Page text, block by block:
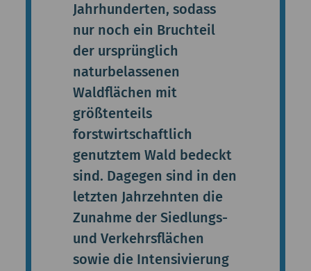
Jahrhunderten, sodass
nur noch ein Bruchteil
der ursprünglich
naturbelassenen
Waldflächen mit
größtenteils
forstwirtschaftlich
genutztem Wald bedeckt
sind. Dagegen sind in den
letzten Jahrzehnten die
Zunahme der Siedlungs-
und Verkehrsflächen
sowie die Intensivierung